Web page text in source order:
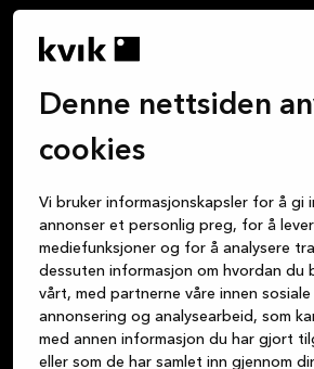
Denne nettsiden
cookies
Vi bruker informasjonskapsler for å gi
annonser et personlig preg, for å
mediefunksjoner og for å analysere
dessuten informasjon om hvordan du
vårt, med partnerne våre innen sosiale
annonsering og analysearbeid, som
med annen informasjon du har gjort
eller som de har samlet inn gjennom
Finn butikk